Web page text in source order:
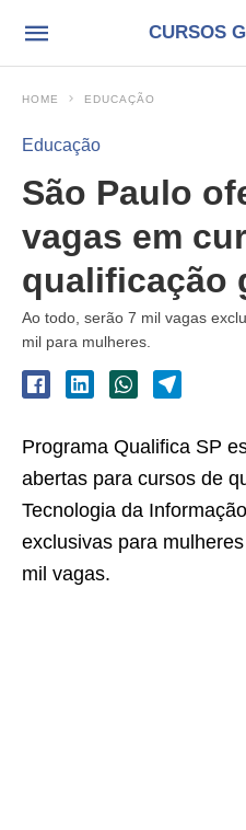
CURSOS
HOME EDUCAÇÃO
Educação
São Paulo
vagas em
qualificação
Ao todo, serão 7 mil vagas
mil para mulheres.
Programa Qualifica SP
abertas para cursos de
Tecnologia da
exclusivas para
mil vagas.